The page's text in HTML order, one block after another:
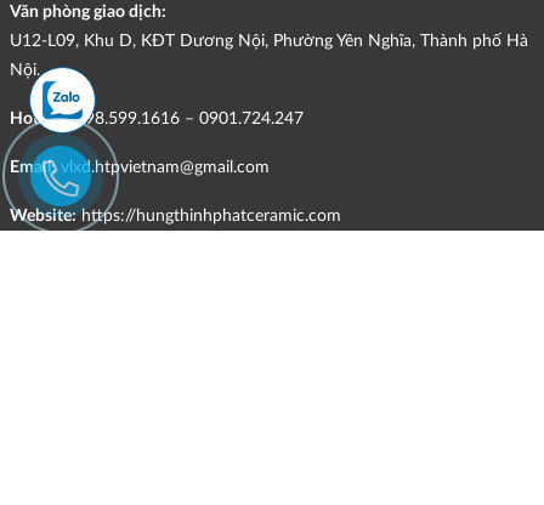
Văn phòng giao dịch:
U12-L09, Khu D, KĐT Dương Nội, Phường Yên Nghĩa, Thành phố Hà
Nội.
Hotline:098.599.1616 – 0901.724.247
Email: vlxd.htpvietnam@gmail.com
Website: https://hungthinhphatceramic.com